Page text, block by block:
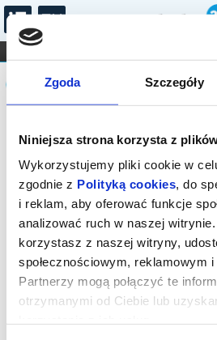
Zgoda Szczegóły
Niniejsza strona korzysta z
Wykorzystujemy pliki cookie w
zgodnie z Polityką cookies, do
i reklam, aby oferować funkcje
analizować ruch w naszej
korzystasz z naszej witryny,
społecznościowym, reklamowym
Partnerzy mogą połączyć te
otrzymanymi od Ciebie lub
FILHARMONIA OPERA I BALET
DLA DZIECI
Komunikat
Sprzedaż biletów on-line
została zakończona.